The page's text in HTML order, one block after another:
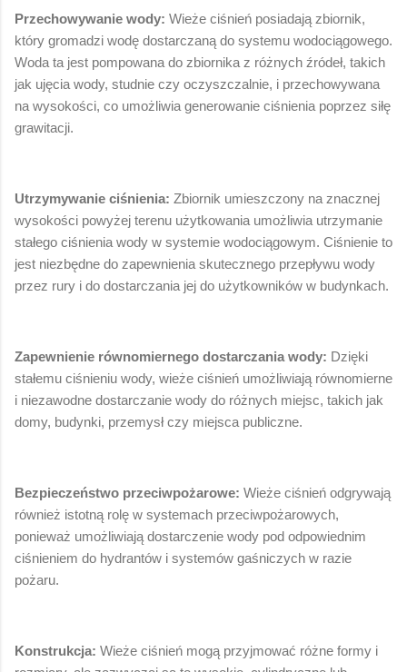
Przechowywanie wody: Wieże ciśnień posiadają zbiornik,
który gromadzi wodę dostarczaną do systemu wodociągowego.
Woda ta jest pompowana do zbiornika z różnych źródeł, takich
jak ujęcia wody, studnie czy oczyszczalnie, i przechowywana
na wysokości, co umożliwia generowanie ciśnienia poprzez siłę
grawitacji.
Utrzymywanie ciśnienia: Zbiornik umieszczony na znacznej
wysokości powyżej terenu użytkowania umożliwia utrzymanie
stałego ciśnienia wody w systemie wodociągowym. Ciśnienie to
jest niezbędne do zapewnienia skutecznego przepływu wody
przez rury i do dostarczania jej do użytkowników w budynkach.
Zapewnienie równomiernego dostarczania wody: Dzięki
stałemu ciśnieniu wody, wieże ciśnień umożliwiają równomierne
i niezawodne dostarczanie wody do różnych miejsc, takich jak
domy, budynki, przemysł czy miejsca publiczne.
Bezpieczeństwo przeciwpożarowe: Wieże ciśnień odgrywają
również istotną rolę w systemach przeciwpożarowych,
ponieważ umożliwiają dostarczenie wody pod odpowiednim
ciśnieniem do hydrantów i systemów gaśniczych w razie
pożaru.
Konstrukcja: Wieże ciśnień mogą przyjmować różne formy i